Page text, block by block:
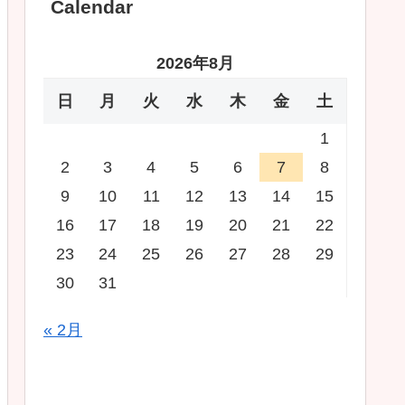
Calendar
2026年8月
日 月 火 水 木 金 土
1
2
3 4 5 6 7
8
9
10 11 12 13 14
15
16
17 18 19 20 21
22
23
24 25 26 27 28
29
30
31
« 2月